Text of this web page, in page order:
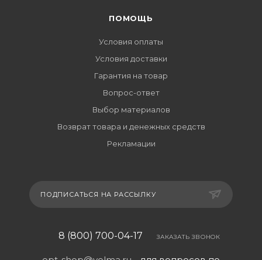
ПОМОЩЬ
Условия оплаты
Условия доставки
Гарантия на товар
Вопрос-ответ
Выбор материалов
Возврат товара и денежных средств
Рекламации
ПОДПИСАТЬСЯ НА РАССЫЛКУ
8 (800) 700-04-17 ЗАКАЗАТЬ ЗВОНОК